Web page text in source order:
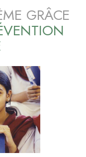
GRÂCE